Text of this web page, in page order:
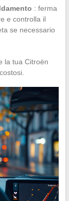
: ferma
e controlla il
se necessario
la tua Citroën